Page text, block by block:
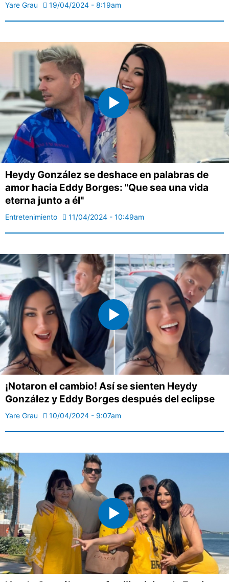
Yare Grau 19/04/2024 - 8:19am
Heydy González se deshace en palabras de
amor hacia Eddy Borges: "Que sea una vida
eterna junto a él"
Entretenimiento 11/04/2024 - 10:49am
¡Notaron el cambio! Así se sienten Heydy
González y Eddy Borges después del eclipse
Yare Grau 10/04/2024 - 9:07am